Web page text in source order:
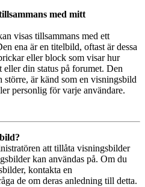
med mitt
visas tillsammans med ett
ena är en titelbild, oftast är dessa
eller block som visar hur
din status på forumet. Den
större, är känd som en visningsbild
personlig för varje användare.
att tillåta visningsbilder
kan användas på. Om du
kontakta en
de om deras anledning till detta.